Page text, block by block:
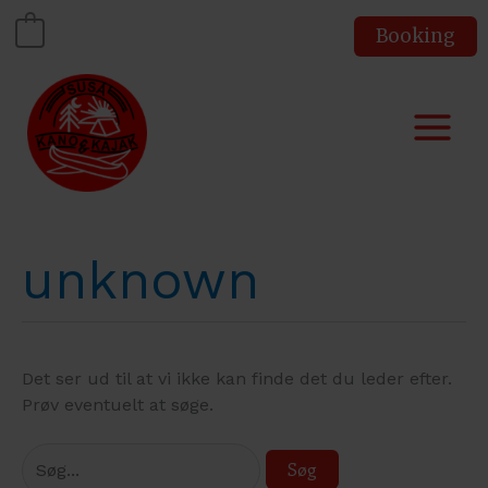
Booking
unknown
Det ser ud til at vi ikke kan finde det du leder efter.
Prøv eventuelt at søge.
efter: